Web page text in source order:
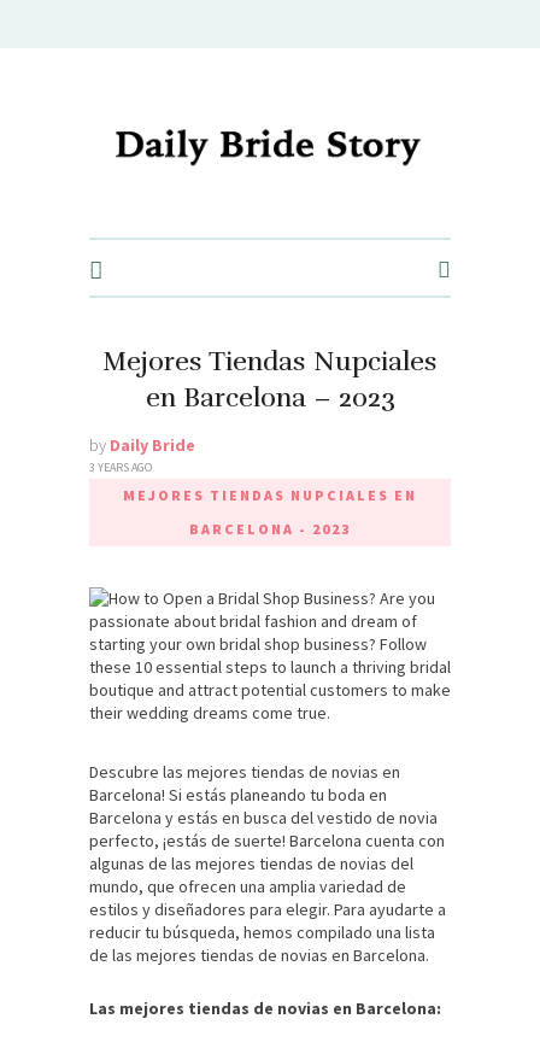
Mejores Tiendas Nupciales
en Barcelona – 2023
by Daily Bride
3 YEARS AGO
MEJORES TIENDAS NUPCIALES EN
BARCELONA - 2023
Descubre las mejores tiendas de novias en
Barcelona! Si estás planeando tu boda en
Barcelona y estás en busca del vestido de novia
perfecto, ¡estás de suerte! Barcelona cuenta con
algunas de las mejores tiendas de novias del
mundo, que ofrecen una amplia variedad de
estilos y diseñadores para elegir. Para ayudarte a
reducir tu búsqueda, hemos compilado una lista
de las mejores tiendas de novias en Barcelona.
Las mejores tiendas de novias en Barcelona: